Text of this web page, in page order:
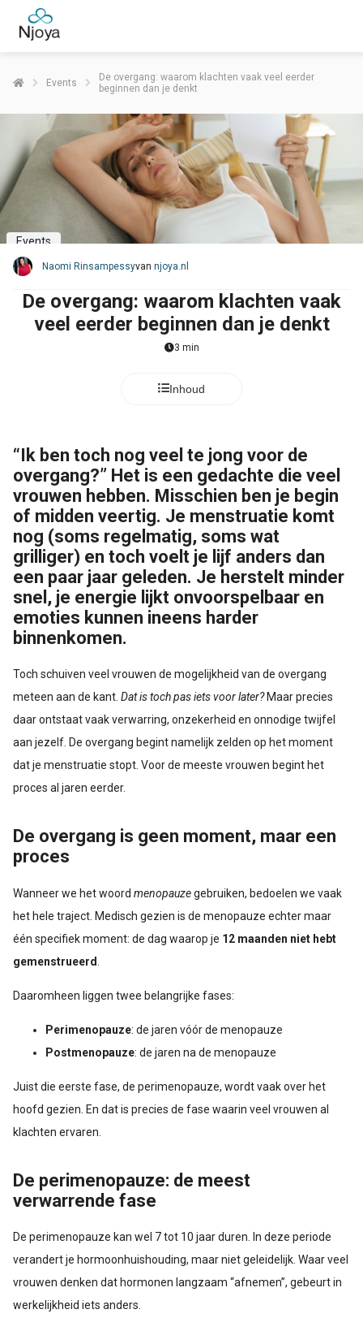
Events
De overgang: waarom klachten vaak veel eerder
beginnen dan je denkt
Events
Naomi Rinsampessyvan njoya.nl
De overgang: waarom klachten vaak
veel eerder beginnen dan je denkt
3 min
Inhoud
“Ik ben toch nog veel te jong voor de
overgang?” Het is een gedachte die veel
vrouwen hebben. Misschien ben je begin
of midden veertig. Je menstruatie komt
nog (soms regelmatig, soms wat
grilliger) en toch voelt je lijf anders dan
een paar jaar geleden. Je herstelt minder
snel, je energie lijkt onvoorspelbaar en
emoties kunnen ineens harder
binnenkomen.
Toch schuiven veel vrouwen de mogelijkheid van de overgang
meteen aan de kant. Dat is toch pas iets voor later?Maar precies
daar ontstaat vaak verwarring, onzekerheid en onnodige twijfel
aan jezelf. De overgang begint namelijk zelden op het moment
dat je menstruatie stopt. Voor de meeste vrouwen begint het
proces al jaren eerder.
De overgang is geen moment, maar een
proces
Wanneer we het woord menopauzegebruiken, bedoelen we vaak
het hele traject. Medisch gezien is de menopauze echter maar
één specifiek moment: de dag waarop je 12 maanden niet hebt
gemenstrueerd
Daaromheen liggen twee belangrijke fases:
Perimenopauze: de jaren vóór de menopauze
Postmenopauze: de jaren na de menopauze
Juist die eerste fase, de perimenopauze, wordt vaak over het
hoofd gezien. En dat is precies de fase waarin veel vrouwen al
klachten ervaren.
De perimenopauze: de meest
verwarrende fase
De perimenopauze kan wel 7 tot 10 jaar duren. In deze periode
verandert je hormoonhuishouding, maar niet geleidelijk. Waar veel
vrouwen denken dat hormonen langzaam “afnemen”, gebeurt in
werkelijkheid iets anders.